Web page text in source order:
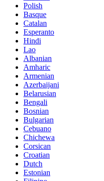
Polish
Basque
Catalan
Esperanto
Hindi
Lao
Albanian
Amharic
Armenian
Azerbaijani
Belarusian
Bengali
Bosnian
Bulgarian
Cebuano
Chichewa
Corsican
Croatian
Dutch
Estonian